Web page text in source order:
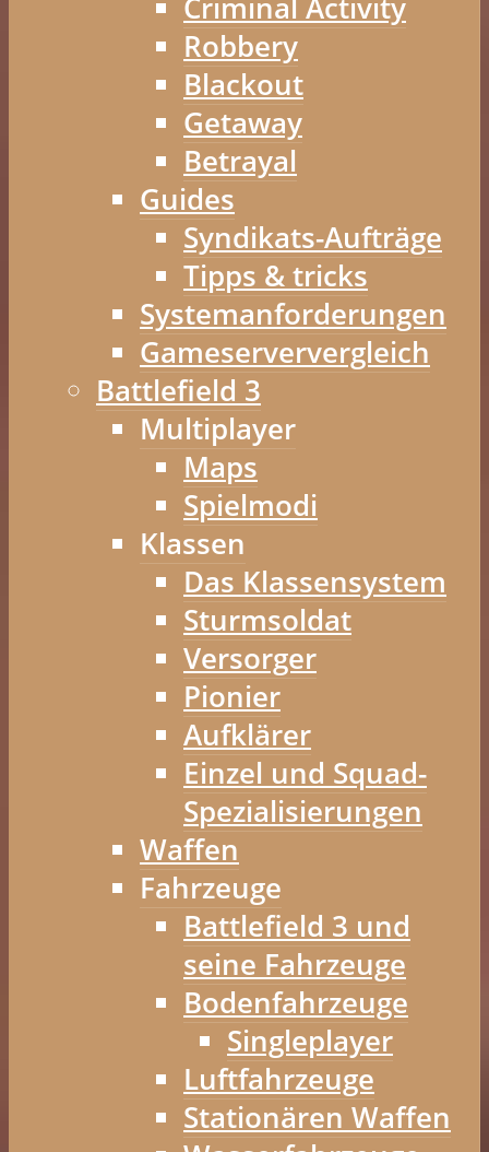
Criminal Activity
Robbery
Blackout
Getaway
Betrayal
Guides
Syndikats-Aufträge
Tipps & tricks
Systemanforderungen
Gameserververgleich
Battlefield 3
Multiplayer
Maps
Spielmodi
Klassen
Das Klassensystem
Sturmsoldat
Versorger
Pionier
Aufklärer
Einzel und Squad-
Spezialisierungen
Waffen
Fahrzeuge
Battlefield 3 und
seine Fahrzeuge
Bodenfahrzeuge
Singleplayer
Luftfahrzeuge
Stationären Waffen